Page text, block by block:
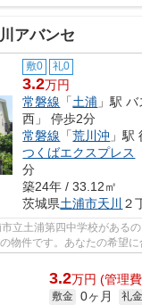
アバンセ
敷0 礼0
3.2万円
常磐線 「土浦 」駅
西」 停歩2分
常磐線 「荒川沖 」駅
つくばエクスプレス
分
築24年 / 33.12㎡
茨城県土浦市天川 ２
立土浦第四中学校がある
物件です。あなたの希望に
マンション館...
3.2万円 (管理
敷金 0ヶ月 礼金